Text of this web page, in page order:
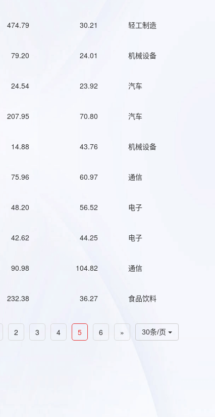
474.79 30.21 轻工制造
79.20 24.01 机械设备
24.54 23.92 汽车
207.95 70.80 汽车
14.88 43.76 机械设备
75.96 60.97 通信
48.20 56.52 电子
42.62 44.25 电子
90.98 104.82 通信
232.38 36.27 食品饮料
30条/页
2 3 4 5 6 »